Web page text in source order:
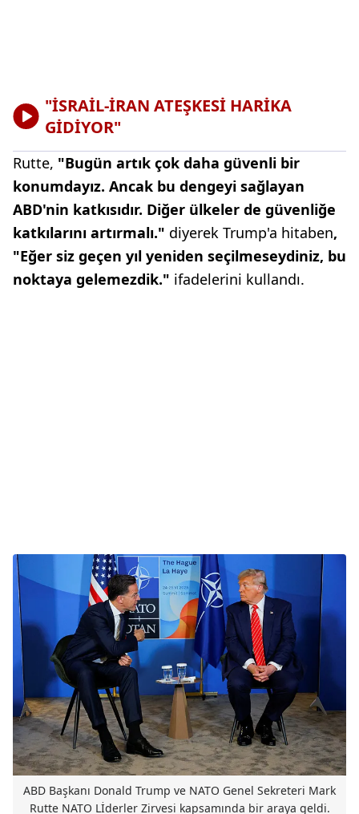
"İSRAİL-İRAN ATEŞKESİ HARİKA
GİDİYOR"
Rutte, "Bugün artık çok daha güvenli bir
konumdayız. Ancak bu dengeyi sağlayan
ABD'nin katkısıdır. Diğer ülkeler de güvenliğe
katkılarını artırmalı." diyerek Trump'a hitaben,
"Eğer siz geçen yıl yeniden seçilmeseydiniz, bu
noktaya gelemezdik." ifadelerini kullandı.
ABD Başkanı Donald Trump ve NATO Genel Sekreteri Mark
Rutte NATO Lİderler Zirvesi kapsamında bir araya geldi.